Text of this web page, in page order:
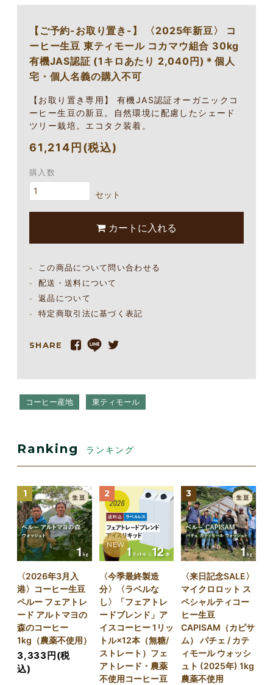
【ご予約-お取り置き-】 〈2025年新豆〉 コ
ーヒー生豆 東ティモール コカマウ組合 30kg
有機JAS認証 (1キロあたり 2,040円)＊個人
宅・個人名義の購入不可
【お取り置き専用】 有機JAS認証オーガニックコ
ーヒー生豆の新豆。自然環境に配慮したシェード
ツリー栽培。エコタク装着。
61,214円(税込)
購入数
セット
カートに入れる
この商品について問い合わせる
配送・送料について
返品について
特定商取引法に基づく表記
SHARE
コーヒー産地 東ティモール
Ranking ランキング
1
〈2026年3月入
港〉コーヒー生豆
ペルー フェアトレ
ード アルトマヨの
森のコーヒー
1kg（農薬不使用）
3,333円(税
込)
2
NEW
〈今季最終製造
分〉〈ラベルな
し〉「フェアトレ
ードブレンド」ア
イスコーヒー 1リッ
トル×12本（無糖/
ストレート）フェ
アトレード・農薬
不使用コーヒー豆
3
〈来日記念SALE〉
マイクロロット ス
ペシャルティコー
ヒー生豆
CAPISAM（カピサ
ム） パチェ / カテ
ィモール ウォッシ
ュト (2025年) 1kg
農薬不使用